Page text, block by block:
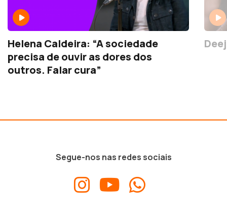
Helena Caldeira: “A sociedade
precisa de ouvir as dores dos
outros. Falar cura”
Segue-nos nas redes sociais